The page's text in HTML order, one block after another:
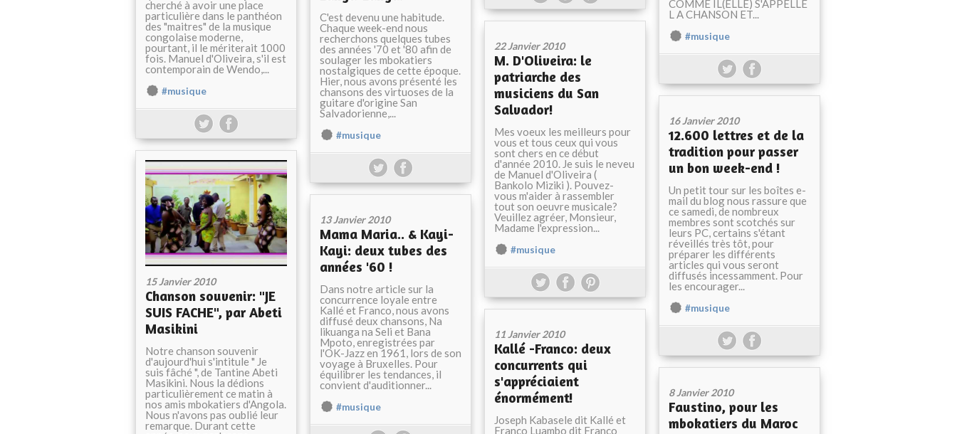
COMME IL(ELLE) S'APPELLE
L A CHANSON ET...
#musique
cherché à avoir une place
particulière dans le panthéon
des "maitres" de la musique
congolaise moderne,
pourtant, il le mériterait 1000
fois. Manuel d'Oliveira, s'il est
contemporain de Wendo,...
#musique
C'est devenu une habitude.
Chaque week-end nous
recherchons quelques tubes
des années '70 et '80 afin de
soulager les mbokatiers
nostalgiques de cette époque.
Hier, nous avons présenté les
chansons des virtuoses de la
guitare d'origine San
Salvadorienne,...
#musique
22 Janvier 2010
M. D'Oliveira: le
patriarche des
musiciens du San
Salvador!
Mes voeux les meilleurs pour
vous et tous ceux qui vous
sont chers en ce début
d'année 2010. Je suis le neveu
de Manuel d'Oliveira (
Bankolo Miziki ). Pouvez-
vous m'aider à rassembler
tout son oeuvre musicale?
Veuillez agréer, Monsieur,
Madame l'expression...
#musique
16 Janvier 2010
12.600 lettres et de la
tradition pour passer
un bon week-end !
Un petit tour sur les boîtes e-
mail du blog nous rassure que
ce samedi, de nombreux
membres sont scotchés sur
leurs PC, certains s'étant
réveillés très tôt, pour
préparer les différents
articles qui vous seront
diffusés incessamment. Pour
les encourager...
#musique
15 Janvier 2010
Chanson souvenir: "JE
SUIS FACHE", par Abeti
Masikini
Notre chanson souvenir
d'aujourd'hui s'intitule " Je
suis fâché ", de Tantine Abeti
Masikini. Nous la dédions
particulièrement ce matin à
nos amis mbokatiers d'Angola.
Nous n'avons pas oublié leur
remarque. Durant cette
13 Janvier 2010
Mama Maria.. & Kayi-
Kayi: deux tubes des
années '60 !
Dans notre article sur la
concurrence loyale entre
Kallé et Franco, nous avons
diffusé deux chansons, Na
likuanga na Seli et Bana
Mpoto, enregistrées par
l'OK-Jazz en 1961, lors de son
voyage à Bruxelles. Pour
équilibrer les tendances, il
convient d'auditionner...
#musique
11 Janvier 2010
Kallé -Franco: deux
concurrents qui
s'appréciaient
énormément!
Joseph Kabasele dit Kallé et
Franco Luambo dit Franco
8 Janvier 2010
Faustino, pour les
mbokatiers du Maroc